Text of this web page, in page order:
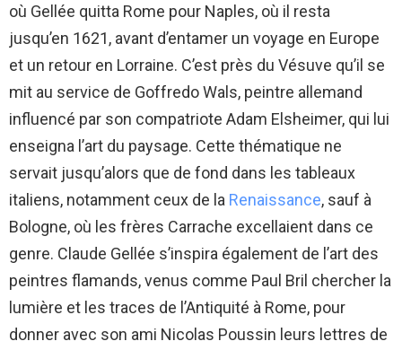
où Gellée quitta Rome pour Naples, où il resta
jusqu’en 1621, avant d’entamer un voyage en Europe
et un retour en Lorraine. C’est près du Vésuve qu’il se
mit au service de Goffredo Wals, peintre allemand
influencé par son compatriote Adam Elsheimer, qui lui
enseigna l’art du paysage. Cette thématique ne
servait jusqu’alors que de fond dans les tableaux
italiens, notamment ceux de la Renaissance, sauf à
Bologne, où les frères Carrache excellaient dans ce
genre. Claude Gellée s’inspira également de l’art des
peintres flamands, venus comme Paul Bril chercher la
lumière et les traces de l’Antiquité à Rome, pour
donner avec son ami Nicolas Poussin leurs lettres de